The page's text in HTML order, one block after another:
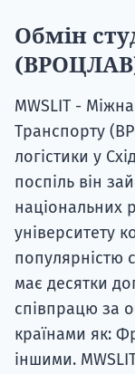
Обмін
MWSLIT -
Транспорту
логістики у
поспіль він
національних
університету
популярністю
має десятки
співпрацю за
країнами як:
іншими.